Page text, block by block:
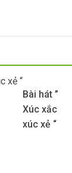
Bài hát ”
Xúc xắc
xúc xẻ “